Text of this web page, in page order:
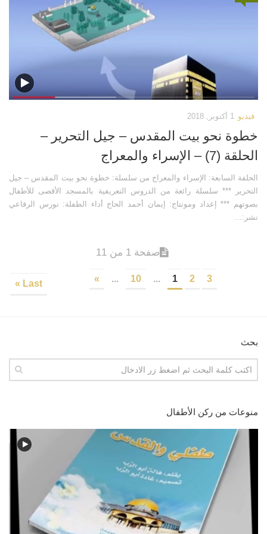
فيديو 1 أكتوبر, 2018
خطوة نحو بيت المقدس – جيل التحرير –
الحلقة (7) – الإسراء والمعراج
الحلفة السابعة: الإسراء والمعراج من سلسلة: خطوة نحو بيت المقدس – جيل
التحرير *** سلسلة رائعة من الدروس التعريفية بالمسجد الأقصى للأطفال
بصوتهم *** إعداد ومونتاج: إيمان أحمد الحاج أداء الطفلة: نورس الرفاعي
نشر:...
صفحة 1 من 11
1 2 3
...
10
...
»
Last »
بحث
منوعات من ركن الأطفال